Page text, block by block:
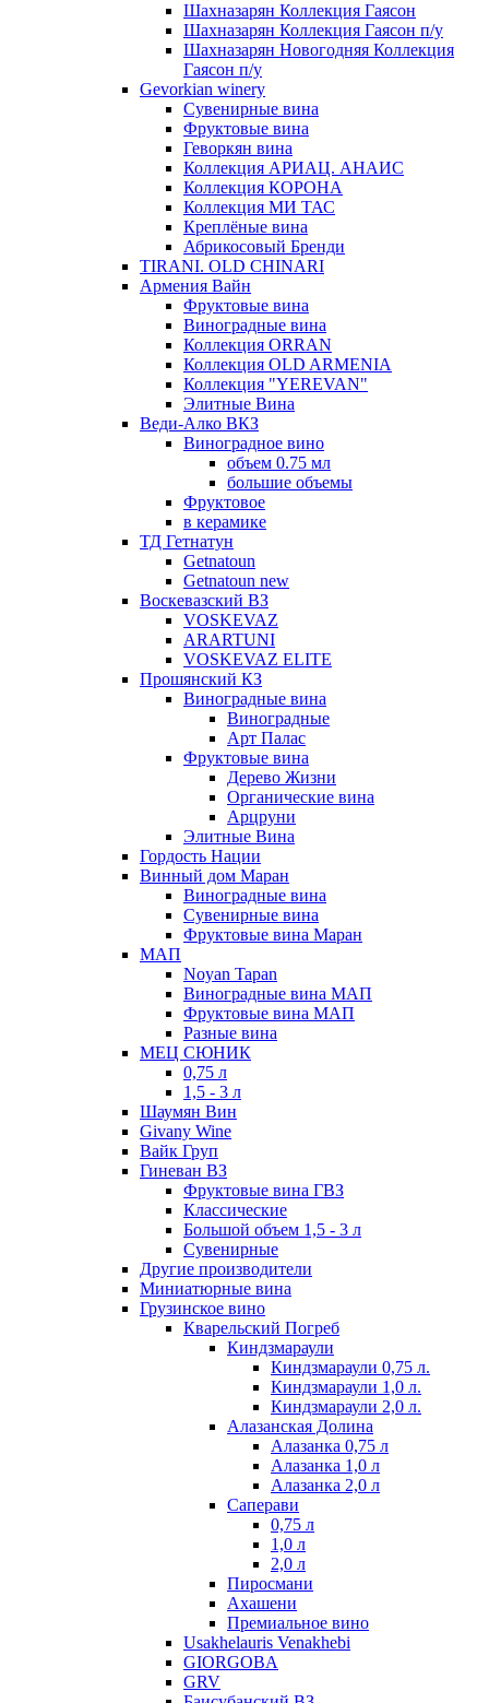
Шахназарян Коллекция Гаясон
Шахназарян Коллекция Гаясон п/у
Шахназарян Новогодняя Коллекция
Гаясон п/у
Gevorkian winery
Сувенирные вина
Фруктовые вина
Геворкян вина
Коллекция АРИАЦ. АНАИС
Коллекция КОРОНА
Коллекция МИ ТАС
Креплёные вина
Абрикосовый Бренди
TIRANI. OLD CHINARI
Армения Вайн
Фруктовые вина
Виноградные вина
Коллекция ORRAN
Коллекция OLD ARMENIA
Коллекция "YEREVAN"
Элитные Вина
Веди-Алко ВКЗ
Виноградное вино
объем 0.75 мл
большие объемы
Фруктовое
в керамике
ТД Гетнатун
Getnatoun
Getnatoun new
Воскевазский ВЗ
VOSKEVAZ
ARARTUNI
VOSKEVAZ ELITE
Прошянский КЗ
Виноградные вина
Виноградные
Арт Палас
Фруктовые вина
Дерево Жизни
Органические вина
Арцруни
Элитные Вина
Гордость Нации
Винный дом Маран
Виноградные вина
Сувенирные вина
Фруктовые вина Маран
МАП
Noyan Tapan
Виноградные вина МАП
Фруктовые вина МАП
Разные вина
МЕЦ СЮНИК
0,75 л
1,5 - 3 л
Шаумян Вин
Givany Wine
Вайк Груп
Гиневан ВЗ
Фруктовые вина ГВЗ
Классические
Большой объем 1,5 - 3 л
Сувенирные
Другие производители
Миниатюрные вина
Грузинское вино
Кварельский Погреб
Киндзмараули
Киндзмараули 0,75 л.
Киндзмараули 1,0 л.
Киндзмараули 2,0 л.
Алазанская Долина
Алазанка 0,75 л
Алазанка 1,0 л
Алазанка 2,0 л
Саперави
0,75 л
1,0 л
2,0 л
Пиросмани
Ахашени
Премиальное вино
Usakhelauris Venakhebi
GIORGOBA
GRV